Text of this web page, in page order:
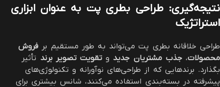
نتیجه‌گیری: طراحی بطری پت به عنوان ابزاری
استراتژیک
طراحی خلاقانه بطری پت می‌تواند به طور مستقیم بر فروش
محصولات،جذب مشتریان جدید وتقویت تصویر برند تأثیر
بگذارد. برندهایی که از طراحی‌های نوآورانه و تکنولوژی‌های
پیشرفته در بسته‌بندی استفاده می‌کنند، شانس بیشتری برای